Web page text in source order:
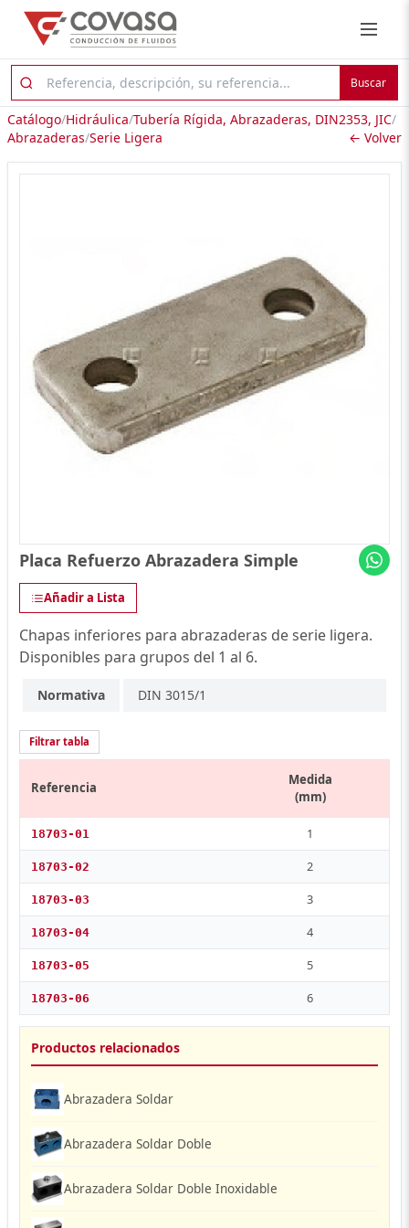
Buscar
Catálogo/Hidráulica/Tubería Rígida, Abrazaderas, DIN2353, JIC/
Abrazaderas/Serie Ligera ← Volver
Placa Refuerzo Abrazadera Simple
Añadir a Lista
Chapas inferiores para abrazaderas de serie ligera.
Disponibles para grupos del 1 al 6.
Normativa DIN 3015/1
Filtrar tabla
Referencia
Medida
(mm)
18703-01 1
18703-02 2
18703-03 3
18703-04 4
18703-05 5
18703-06 6
Productos relacionados
Abrazadera Soldar
Abrazadera Soldar Doble
Abrazadera Soldar Doble Inoxidable